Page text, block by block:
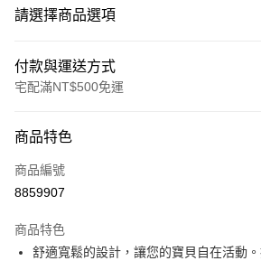
請選擇商品選項
付款與運送方式
宅配滿NT$500免運
信用卡一次付款
LINE Pay
街口支付
商品特色
商品編號
8859907
商品特色
舒適寬鬆的設計，讓您的寶貝自在活動